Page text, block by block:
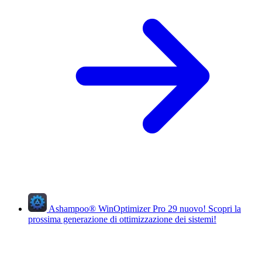
Ashampoo® WinOptimizer Pro 29 nuovo! Scopri la
prossima generazione di ottimizzazione dei sistemi!